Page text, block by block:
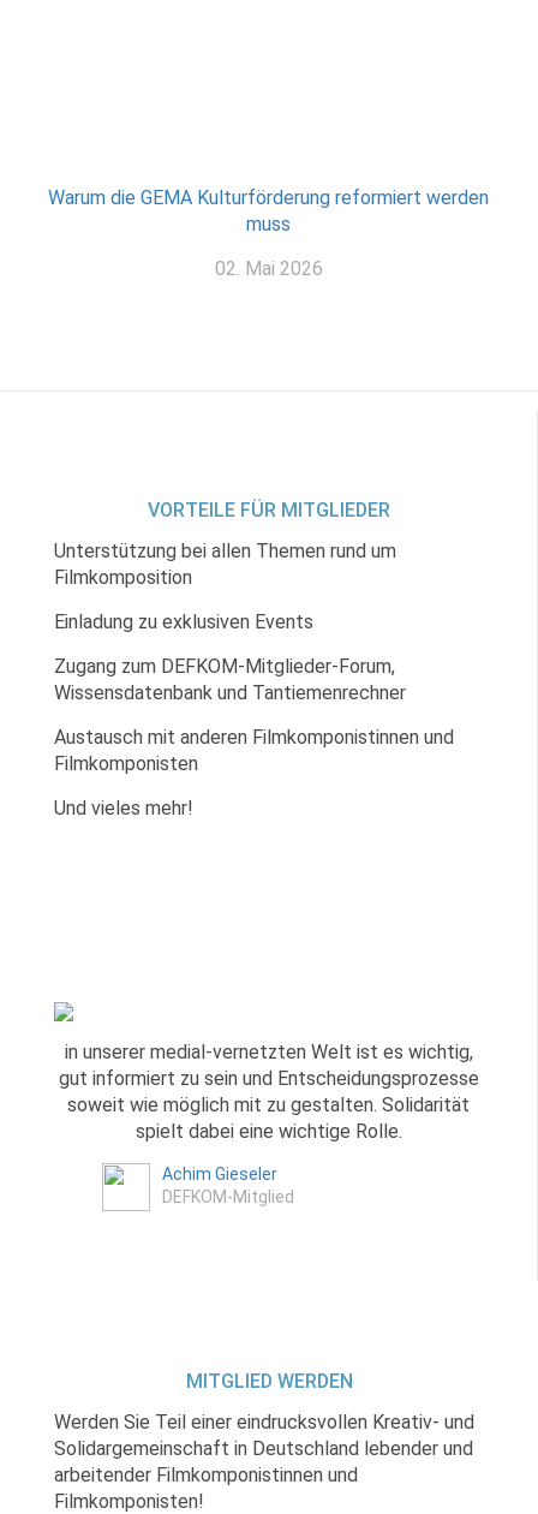
Warum die GEMA Kulturförderung reformiert werden
muss
02. Mai 2026
VORTEILE FÜR MITGLIEDER
Unterstützung bei allen Themen rund um
Filmkomposition
Einladung zu exklusiven Events
Zugang zum DEFKOM-Mitglieder-Forum,
Wissensdatenbank und Tantiemenrechner
Austausch mit anderen Filmkomponistinnen und
Filmkomponisten
Und vieles mehr!
in unserer medial-vernetzten Welt ist es wichtig,
gut informiert zu sein und Entscheidungsprozesse
soweit wie möglich mit zu gestalten. Solidarität
spielt dabei eine wichtige Rolle.
Achim Gieseler
DEFKOM-Mitglied
MITGLIED WERDEN
Werden Sie Teil einer eindrucksvollen Kreativ- und
Solidargemeinschaft in Deutschland lebender und
arbeitender Filmkomponistinnen und
Filmkomponisten!